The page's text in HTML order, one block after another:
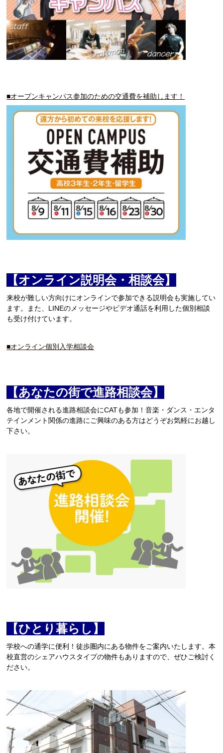
卒業生の方へ
CAT BOARD
■オープンキャンパス参加のための交通費を補助します！
【オンライン説明会・相談会】
来校が難しい方向けにオンラインで参加できる説明会も実施してい
ます。また、LINEのメッセージやビデオ通話を利用した個別相談
も受け付けています。
■オンライン個別入学相談会
【あなたの街で進路相談会】
各地で開催される進路相談会にCATも参加！音楽・ダンス・エンタ
テインメント関係の進路にご興味のある方はどうぞお気軽にお越し
下さい。
【ひとり暮らし】
学校への通学に便利！徒歩圏内にある物件をご案内いたします。本
校直営のシェアハウスタイプの物件もありますので、ぜひご検討く
ださい。